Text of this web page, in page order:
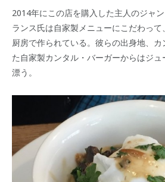
2014年にこの店を購入した主人のジャ
ランス氏は自家製メニューにこだわっ
厨房で作られている。彼らの出身地、
た自家製カンタル・バーガーからはジ
漂う。